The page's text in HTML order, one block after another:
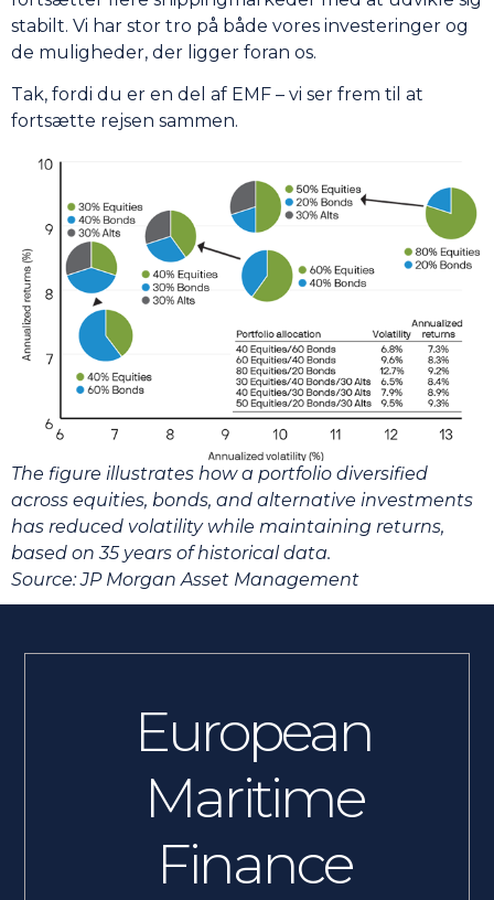
stabilt. Vi har stor tro på både vores investeringer og
de muligheder, der ligger foran os.
Tak, fordi du er en del af EMF – vi ser frem til at
fortsætte rejsen sammen.
The figure illustrates how a portfolio diversified
across equities, bonds, and alternative investments
has reduced volatility while maintaining returns,
based on 35 years of historical data.
Source: JP Morgan Asset Management
European
Maritime
Finance